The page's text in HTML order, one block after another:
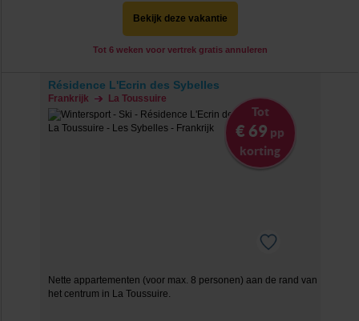
Bekijk deze vakantie
Tot 6 weken voor vertrek gratis annuleren
Résidence L'Ecrin des Sybelles
Frankrijk La Toussuire
Tot
€ 69 pp
korting
Nette appartementen (voor max. 8 personen) aan de rand van
het centrum in La Toussuire.